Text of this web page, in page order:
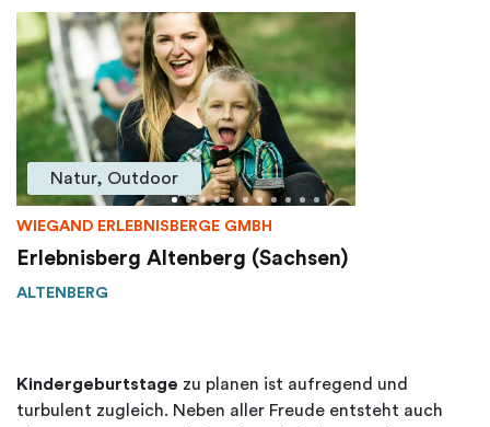
Natur, Outdoor
WIEGAND ERLEBNISBERGE GMBH
Erlebnisberg Altenberg (Sachsen)
ALTENBERG
Kindergeburtstage zu planen ist aufregend und
turbulent zugleich. Neben aller Freude entsteht auch